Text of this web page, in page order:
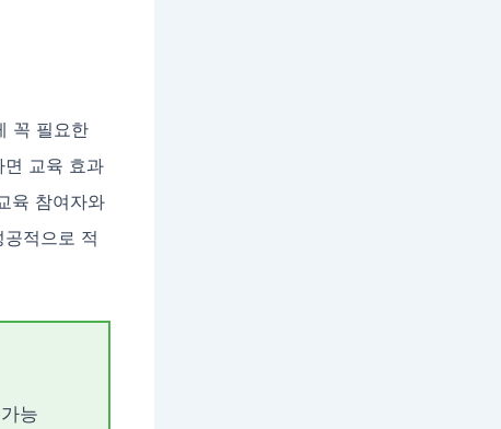
꼭 필요한
면 교육 효과
육 참여자와
적으로 적
능